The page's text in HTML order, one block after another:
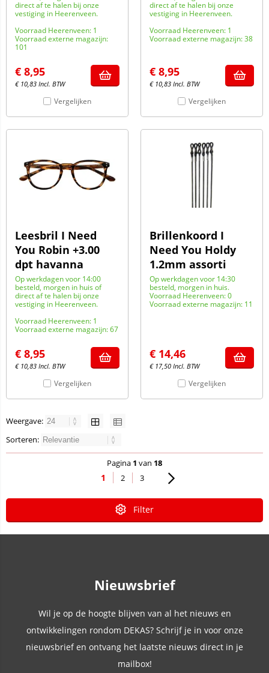
direct af te halen bij onze
vestiging in Heerenveen.
Voorraad Heerenveen: 1
Voorraad externe magazijn:
101
€ 8,95
€ 10,83 Incl. BTW
Vergelijken
direct af te halen bij onze
vestiging in Heerenveen.
Voorraad Heerenveen: 1
Voorraad externe magazijn: 38
€ 8,95
€ 10,83 Incl. BTW
Vergelijken
Leesbril I Need
You Robin +3.00
dpt havanna
Op werkdagen voor 14:00
besteld, morgen in huis of
direct af te halen bij onze
vestiging in Heerenveen.
Voorraad Heerenveen: 1
Voorraad externe magazijn: 67
€ 8,95
€ 10,83 Incl. BTW
Vergelijken
Brillenkoord I
Need You Holdy
1.2mm assorti
Op werkdagen voor 14:30
besteld, morgen in huis.
Voorraad Heerenveen: 0
Voorraad externe magazijn: 11
€ 14,46
€ 17,50 Incl. BTW
Vergelijken
Weergave:
Sorteren:
Pagina 1 van 18
1 2 3
Filter
Nieuwsbrief
Wil je op de hoogte blijven van al het nieuws en
ontwikkelingen rondom DEKAS? Schrijf je in voor onze
nieuwsbrief en ontvang het laatste nieuws direct in je
mailbox!